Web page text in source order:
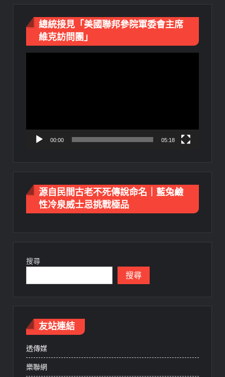
總統接見「美國聯邦參院軍委會主席
維克訪問團」
00:00 05:18
源自民間古老不死傳說命名｜藍兔鹼
性冷泉威士忌挑戰極品
搜尋
搜尋
友站連結
透傳媒
樂聯網